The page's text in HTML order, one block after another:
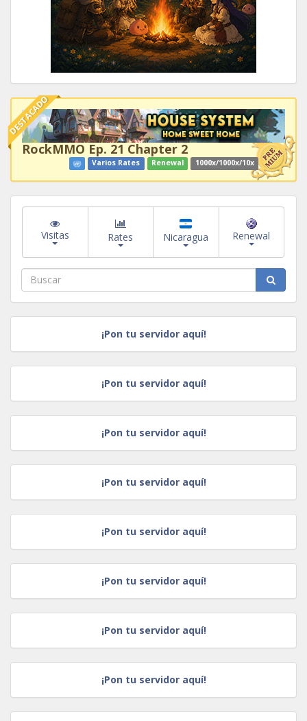
DESTACADO
RockMMO Ep. 21 Chapter 2
Varios Rates Renewal 1000x/1000x/10x
Visitas Rates Nicaragua Renewal
¡Pon tu servidor aquí!
¡Pon tu servidor aquí!
¡Pon tu servidor aquí!
¡Pon tu servidor aquí!
¡Pon tu servidor aquí!
¡Pon tu servidor aquí!
¡Pon tu servidor aquí!
¡Pon tu servidor aquí!